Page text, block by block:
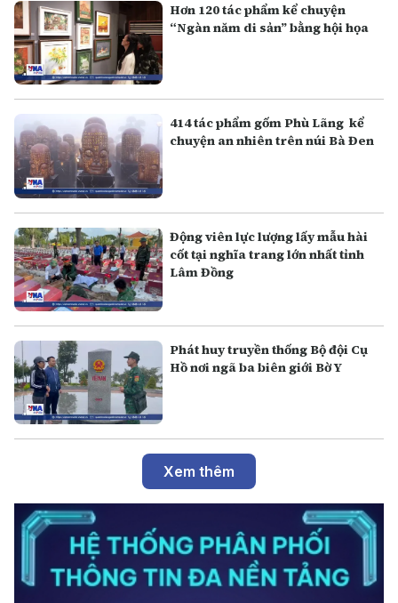
Hơn 120 tác phẩm kể chuyện
“Ngàn năm di sản” bằng hội họa
414 tác phẩm gốm Phù Lãng kể
chuyện an nhiên trên núi Bà Đen
Động viên lực lượng lấy mẫu hài
cốt tại nghĩa trang lớn nhất tỉnh
Lâm Đồng
Phát huy truyền thống Bộ đội Cụ
Hồ nơi ngã ba biên giới Bờ Y
Xem thêm